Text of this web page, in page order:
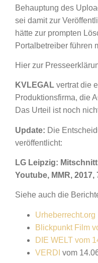
Behauptung des
sei damit zur
hätte zur prompten
Portalbetreiber führen
Hier zur
KVLEGAL vertrat die
Produktionsfirma, die
Das Urteil ist noch
Update: Die
veröffentlicht:
LG Leipzig:
Youtube, MMR, 2017,
Siehe auch die
Urheberrecht.org
Blickpunkt Film
DIE WELT vom
VERDI vom